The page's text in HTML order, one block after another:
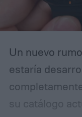
audio de
Un nuevo
estaría
su catálogo